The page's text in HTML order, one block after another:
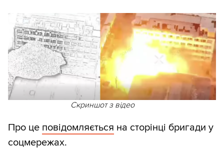
Скриншот з відео
Про це повідомляється на сторінці бригади у
соцмережах.